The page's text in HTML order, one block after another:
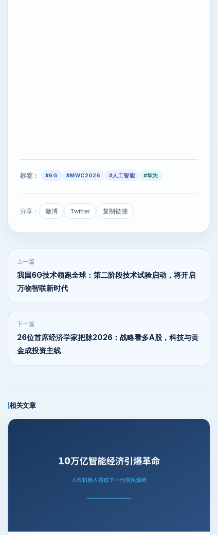
标签： #6G #MWC2026 #人工智能 #华为
分享： 微博 Twitter 复制链接
上一篇
我国6G技术领跑全球：第二阶段技术试验启动，将开启
万物智联新时代
下一篇
26位首席经济学家把脉2026：战略看多A股，科技与黄
金成投资主线
相关文章